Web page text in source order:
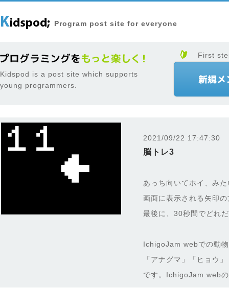
Program post site for everyone
Kidspod is a post site which supports
young programmers.
First
2021/09/22 17:47:30
脳トレ3
あっち向いてホイ、み
画面に表示される矢印
最後に、30秒間でどれ
IchigoJam webでの動
「アナグマ」「ヒョウ
です。IchigoJam web